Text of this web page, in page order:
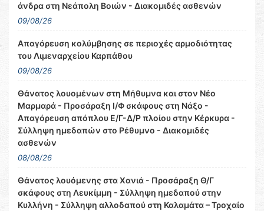
άνδρα στη Νεάπολη Βοιών - Διακομιδές ασθενών
09/08/26
Απαγόρευση κολύμβησης σε περιοχές αρμοδιότητας
του Λιμεναρχείου Καρπάθου
09/08/26
Θάνατος λουομένων στη Μήθυμνα και στον Νέο
Μαρμαρά - Προσάραξη Ι/Φ σκάφους στη Νάξο -
Απαγόρευση απόπλου Ε/Γ-Δ/Ρ πλοίου στην Κέρκυρα -
Σύλληψη ημεδαπών στο Ρέθυμνο - Διακομιδές
ασθενών
08/08/26
Θάνατος λουόμενης στα Χανιά - Προσάραξη Θ/Γ
σκάφους στη Λευκίμμη - Σύλληψη ημεδαπού στην
Κυλλήνη - Σύλληψη αλλοδαπού στη Καλαμάτα – Τροχαίο